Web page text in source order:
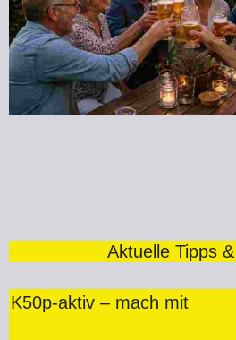
Aktuelle Tipps
K50p-aktiv – mach mit